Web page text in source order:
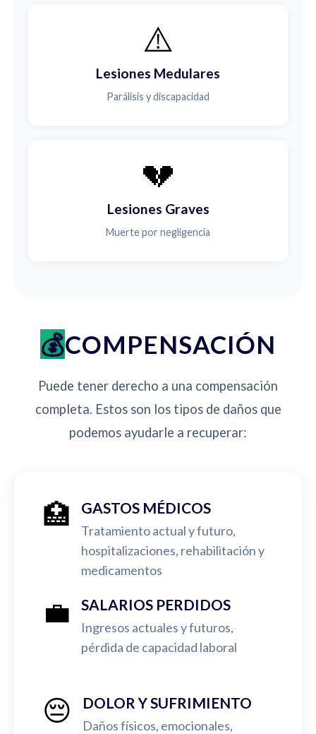
⚠️
Lesiones Medulares
Parálisis y discapacidad
💔
Lesiones Graves
Muerte por negligencia
COMPENSACIÓN
Puede tener derecho a una compensación
completa. Estos son los tipos de daños que
podemos ayudarle a recuperar:
🏥 GASTOS MÉDICOS
Tratamiento actual y futuro,
hospitalizaciones, rehabilitación y
medicamentos
💼 SALARIOS PERDIDOS
Ingresos actuales y futuros,
pérdida de capacidad laboral
😔 DOLOR Y SUFRIMIENTO
Daños físicos, emocionales,